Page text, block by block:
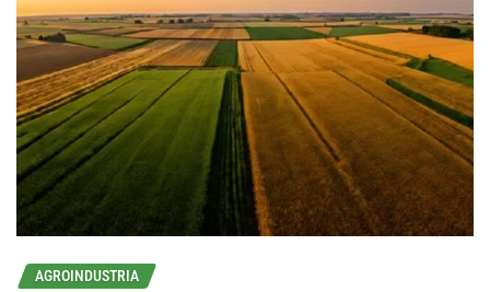
AGROINDUSTRIA